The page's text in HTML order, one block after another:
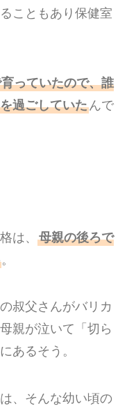
こともあり保健室
っていたので、誰
過ごしていたんで
は、
母親の後ろで
。
叔父さんがバリカ
親が泣いて「切ら
あるそう。
、そんな幼い頃の